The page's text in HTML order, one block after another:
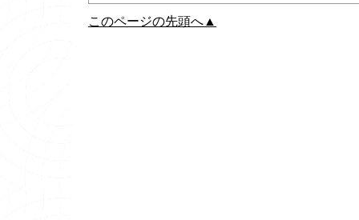
このページの先頭へ▲